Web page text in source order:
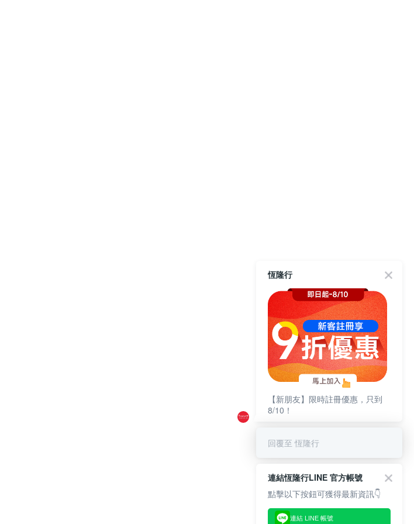
恆隆行
【新朋友】限時註冊優惠，只到
8/10！
回覆至 恆隆行
連結恆隆行LINE 官方帳號
點擊以下按鈕可獲得最新資訊👇
連結 LINE 帳號